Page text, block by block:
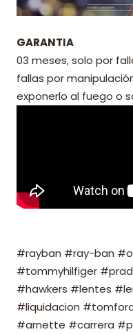
GARANTIA
03 meses, solo por
fallas por
exponerlo al fuego o
#rayban #ray-ban
#tommyhilfiger
#hawkers #lentes
#liquidacion
#arnette #carrera